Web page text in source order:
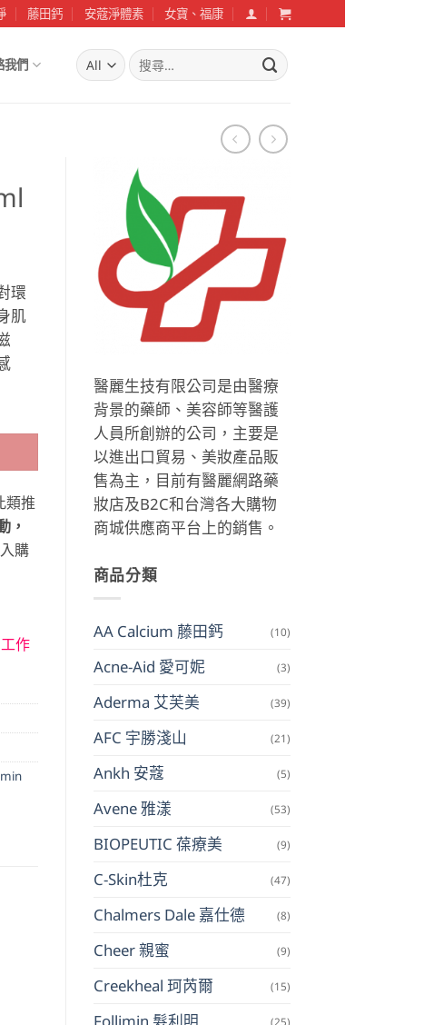
藤田鈣 安蔻淨體素 女寶、福康
我們
搜
尋
醫麗生技有限公司是由醫療
背景的藥師、美容師等醫護
人員所創辦的公司，主要是
以進出口貿易、美妝產品販
售為主，目前有醫麗網路藥
妝店及B2C和台灣各大購物
商城供應商平台上的銷售。
商品分類
AA Calcium 藤田鈣 (10)
Acne-Aid 愛可妮 (3)
Aderma 艾芙美 (39)
AFC 宇勝淺山 (21)
Ankh 安蔻 (5)
Avene 雅漾 (53)
BIOPEUTIC 葆療美 (9)
C-Skin杜克 (47)
Chalmers Dale 嘉仕德 (8)
Cheer 親蜜 (9)
Creekheal 珂芮爾 (15)
(25)
環
肌
類推
，
購
作